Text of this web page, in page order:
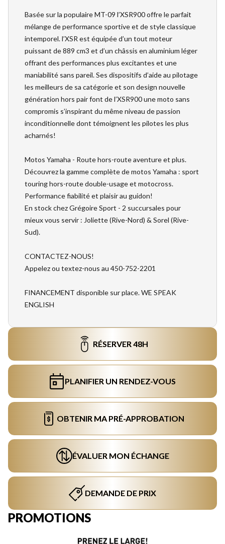
Basée sur la populaire MT-09 l’XSR900 offre le parfait
mélange de performance sportive et de style classique
intemporel. l’XSR est équipée d’un tout moteur
puissant de 889 cm3 et d’un châssis en aluminium léger
offrant des performances plus excitantes et une
maniabilité sans pareil. Ses dispositifs d’aide au pilotage
les meilleurs de sa catégorie et son design nouvelle
génération hors pair font de l’XSR900 une moto sans
compromis s’inspirant du même niveau de passion
inconditionnelle dont témoignent les pilotes les plus
acharnés!
Motos Yamaha - Route hors-route aventure et plus.
Découvrez la gamme complète de motos Yamaha : sport
touring hors-route double-usage et motocross.
Performance fiabilité et plaisir au guidon!
En stock chez Grégoire Sport - 2 succursales pour
mieux vous servir : Joliette (Rive-Nord) & Sorel (Rive-
Sud).
CONTACTEZ-NOUS!
Appelez ou textez-nous au 450-752-2201
FINANCEMENT disponible sur place. WE SPEAK
ENGLISH
RÉSERVER 48H
PLANIFIER UN RENDEZ-VOUS
OBTENIR MA PRÉ-APPROBATION
ÉVALUER MON ÉCHANGE
DEMANDE DE PRIX
PROMOTIONS